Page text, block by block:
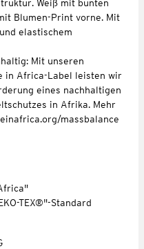
Weiß mit bunten
Blumen-Print vorne. Mit
elastischem
Mit unseren
in Africa-Label leisten wir
eines nachhaltigen
in Afrika. Mehr
massbalance
TEX®"-Standard